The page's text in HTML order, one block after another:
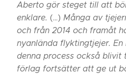
Aberto gör steget till att
enklare. (...) Många av
och från 2014 och framåt
nyanlända flyktingtjejer.
denna process också
förlag fortsätter att ge ut